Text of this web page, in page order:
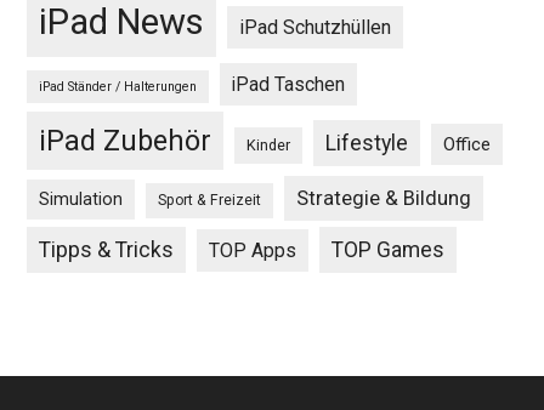
iPad News iPad Schutzhüllen
iPad Ständer / Halterungen iPad Taschen
iPad Zubehör Kinder Lifestyle Office
Simulation Sport & Freizeit Strategie & Bildung
Tipps & Tricks TOP Apps TOP Games